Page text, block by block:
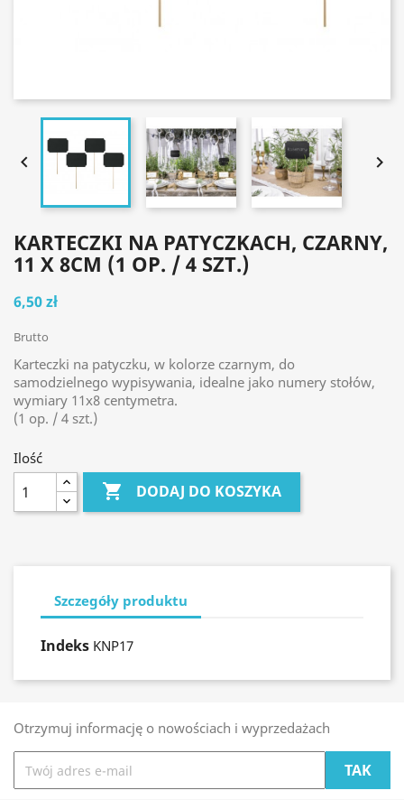
 
KARTECZKI NA PATYCZKACH, CZARNY,
11 X 8CM (1 OP. / 4 SZT.)
6,50 zł
Brutto
Karteczki na patyczku, w kolorze czarnym, do
samodzielnego wypisywania, idealne jako numery stołów,
wymiary 11x8 centymetra.
(1 op. / 4 szt.)
Ilość
 DODAJ DO KOSZYKA
Szczegóły produktu
Indeks KNP17
Otrzymuj informację o nowościach i wyprzedażach